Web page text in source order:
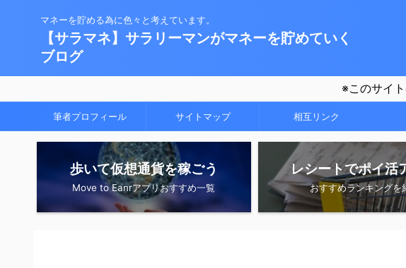
マネーを貯める為に色々と考えています。
【サラマネ】サラリーマンがマネーを貯めていく
ブログ
※このサイ
筆者プロフィール サイトマップ 相互リンク
歩いて仮想通貨を稼ごう
Move to Eanrアプリおすすめ一覧
レシートでポイ活
おすすめランキングを